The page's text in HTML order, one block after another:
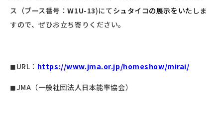
ス（ブース番号：W1U-13)にてシュタイコの展示をいた しま
すので、ぜひお立ち寄りください。
◼︎URL： https://www.jma.or.jp/homeshow/mirai/
◼︎JMA（一般社団法人日本能率協会）